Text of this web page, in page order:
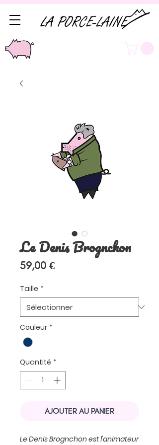
Le Denis Brognchon
59,00 €Prix
Taille *
Couleur *
Quantité *
AJOUTER AU PANIER
Le Denis Brognchon est l'animateur